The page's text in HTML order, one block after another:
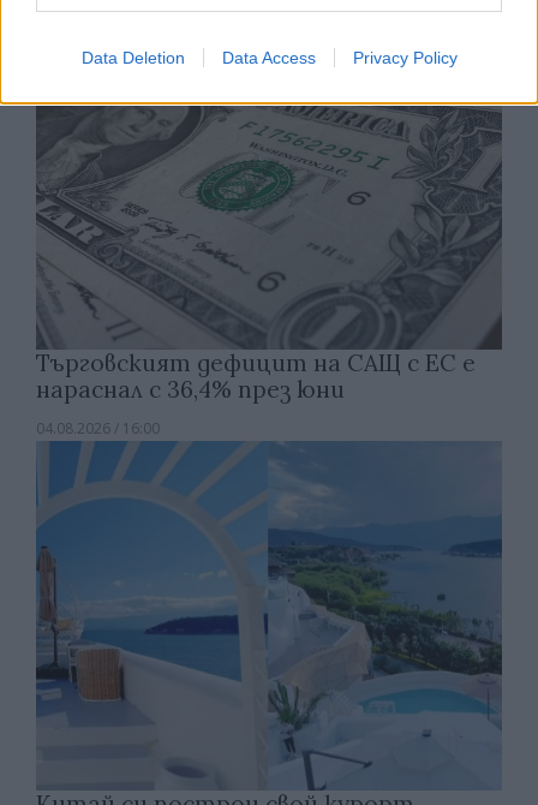
Data Deletion Data Access Privacy Policy
Търговският дефицит на САЩ с ЕС е
нараснал с 36,4% през юни
04.08.2026 / 16:00